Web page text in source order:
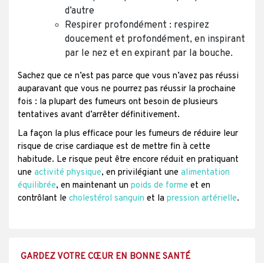
d’autre
Respirer profondément : respirez
doucement et profondément, en inspirant
par le nez et en expirant par la bouche.
Sachez que ce n’est pas parce que vous n’avez pas réussi
auparavant que vous ne pourrez pas réussir la prochaine
fois : la plupart des fumeurs ont besoin de plusieurs
tentatives avant d’arrêter définitivement.
La façon la plus efficace pour les fumeurs de réduire leur
risque de crise cardiaque est de mettre fin à cette
habitude. Le risque peut être encore réduit en pratiquant
une activité physique, en privilégiant une alimentation
équilibrée, en maintenant un poids de forme et en
contrôlant le cholestérol sanguin et la pression artérielle.
GARDEZ VOTRE CŒUR EN BONNE SANTÉ